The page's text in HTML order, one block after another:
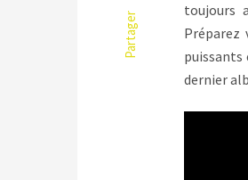
Partager
toujours
puissants
dernier